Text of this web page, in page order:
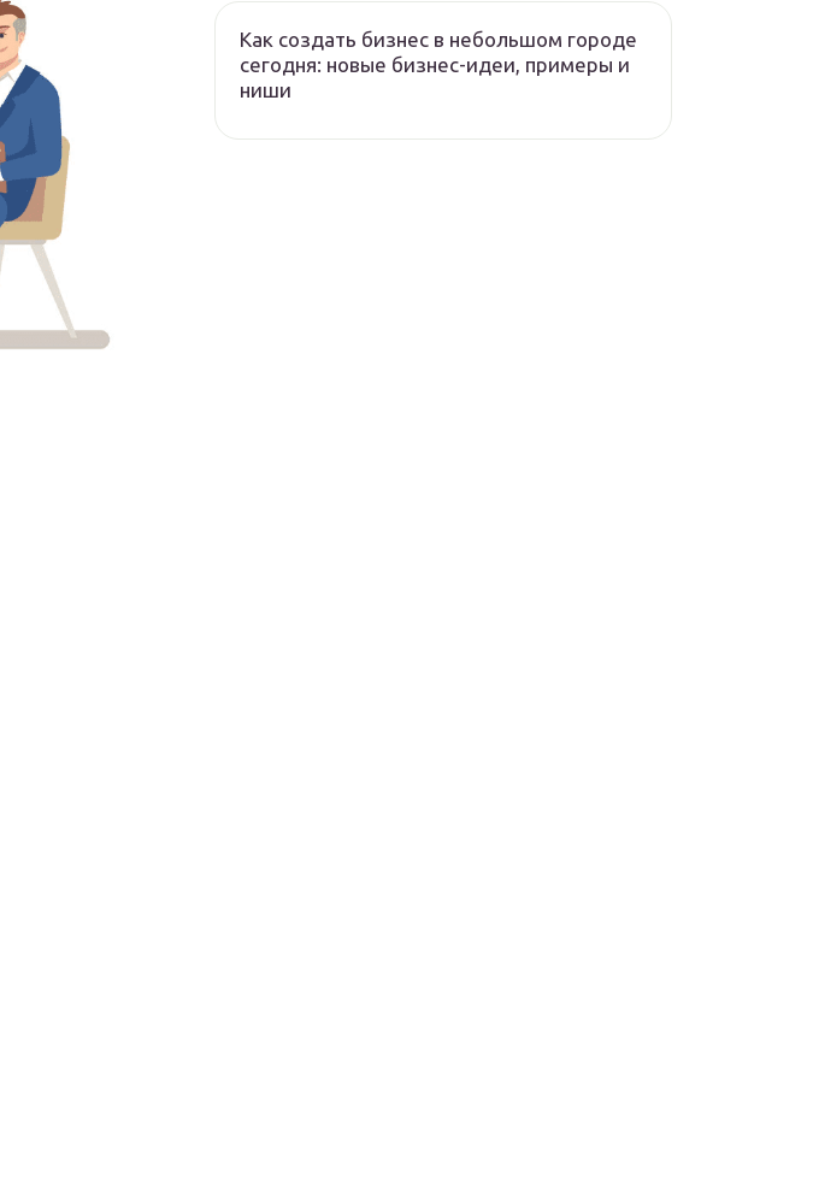
Как создать бизнес в небольшом городе
сегодня: новые бизнес-идеи, примеры и
ниши